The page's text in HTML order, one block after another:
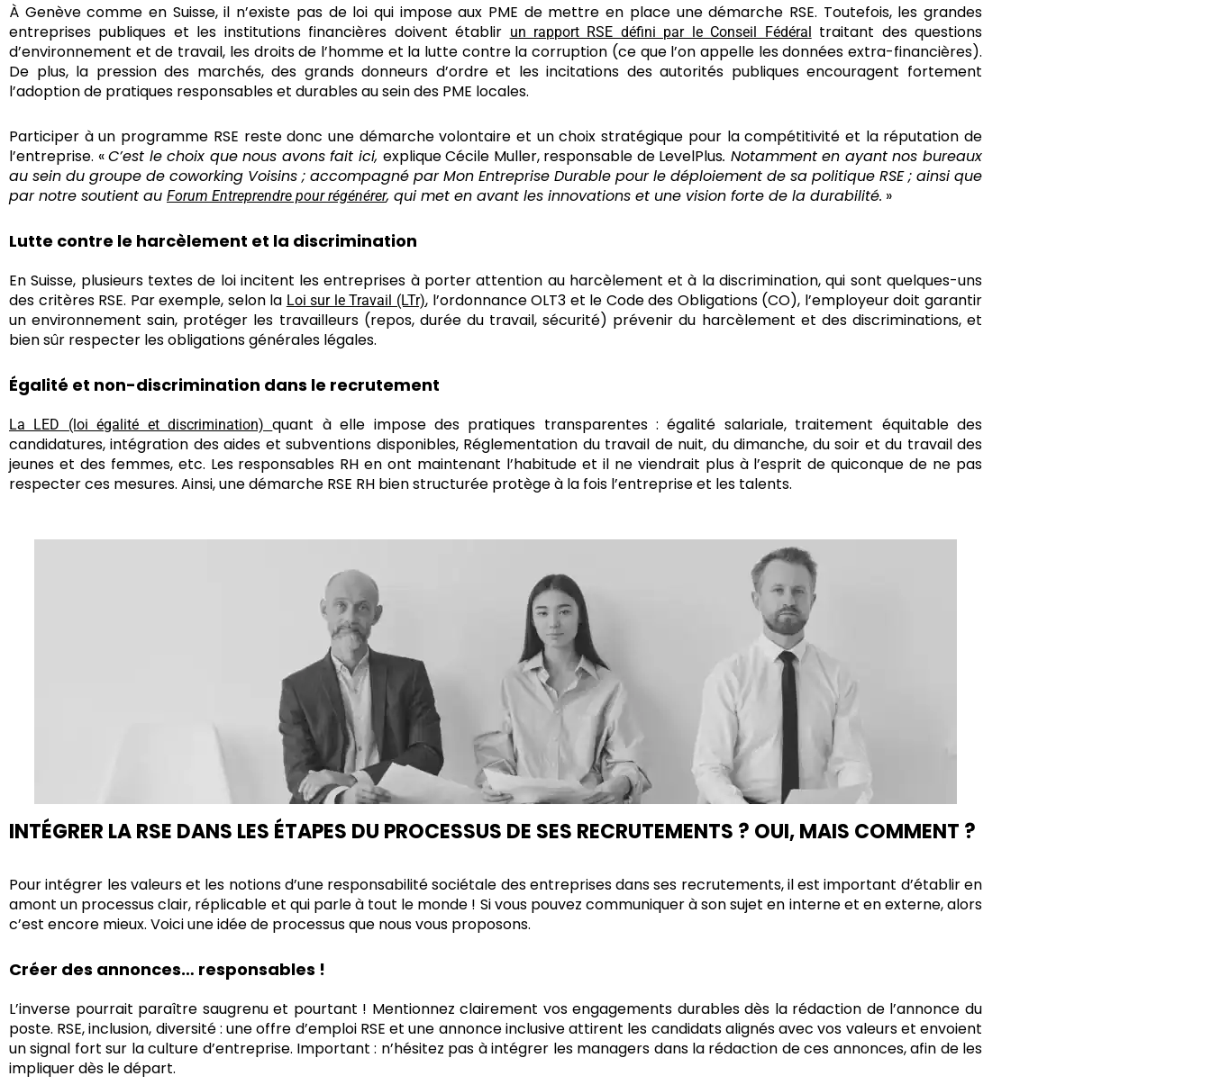
À Genève comme en Suisse, il n’existe pas de loi qui impose aux PME de mettre en place une démarche RSE. Toutefois, les grandes
entreprises publiques et les institutions financières doivent établir un rapport RSE défini par le Conseil Fédéral traitant des questions
d’environnement et de travail, les droits de l’homme et la lutte contre la corruption (ce que l’on appelle les données extra-financières).
De plus, la pression des marchés, des grands donneurs d’ordre et les incitations des autorités publiques encouragent fortement
l’adoption de pratiques responsables et durables au sein des PME locales.
Participer à un programme RSE reste donc une démarche volontaire et un choix stratégique pour la compétitivité et la réputation de
l’entreprise. «C’est le choix que nous avons fait ici, explique Cécile Muller, responsable de LevelPlus. Notamment en ayant nos bureaux
au sein du groupe de coworking Voisins ; accompagné par Mon Entreprise Durable pour le déploiement de sa politique RSE ; ainsi que
par notre soutient au Forum Entreprendre pour régénérer, qui met en avant les innovations et une vision forte de la durabilité. »
Lutte contre le harcèlement et la discrimination
En Suisse, plusieurs textes de loi incitent les entreprises à porter attention au harcèlement et à la discrimination, qui sont quelques-uns
des critères RSE. Par exemple, selon la Loi sur le Travail (LTr), l’ordonnance OLT3 et le Code des Obligations (CO), l’employeur doit garantir
un environnement sain, protéger les travailleurs (repos, durée du travail, sécurité) prévenir du harcèlement et des discriminations, et
bien sûr respecter les obligations générales légales.
Égalité et non-discrimination dans le recrutement
La LED (loi égalité et discrimination) quant à elle impose des pratiques transparentes : égalité salariale, traitement équitable des
candidatures, intégration des aides et subventions disponibles, Réglementation du travail de nuit, du dimanche, du soir et du travail des
jeunes et des femmes, etc. Les responsables RH en ont maintenant l’habitude et il ne viendrait plus à l’esprit de quiconque de ne pas
respecter ces mesures. Ainsi, une démarche RSE RH bien structurée protège à la fois l’entreprise et les talents.
INTÉGRER LA RSE DANS LES ÉTAPES DU PROCESSUS DE SES RECRUTEMENTS ? OUI, MAIS COMMENT ?
Pour intégrer les valeurs et les notions d’une responsabilité sociétale des entreprises dans ses recrutements, il est important d’établir en
amont un processus clair, réplicable et qui parle à tout le monde ! Si vous pouvez communiquer à son sujet en interne et en externe, alors
c’est encore mieux. Voici une idée de processus que nous vous proposons.
Créer des annonces… responsables !
L’inverse pourrait paraître saugrenu et pourtant ! Mentionnez clairement vos engagements durables dès la rédaction de l’annonce du
poste. RSE, inclusion, diversité : une offre d’emploi RSE et une annonce inclusive attirent les candidats alignés avec vos valeurs et envoient
un signal fort sur la culture d’entreprise. Important : n’hésitez pas à intégrer les managers dans la rédaction de ces annonces, afin de les
impliquer dès le départ.